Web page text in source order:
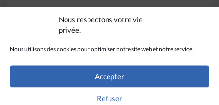
Nous respectons votre vie
privée.
Nous utilisons des cookies pour optimiser notre site web et notre service.
Accepter
Refuser
LIRE PLUS →